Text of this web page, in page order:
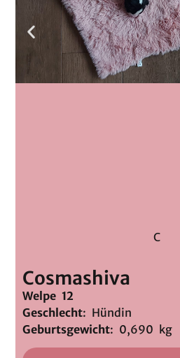
C
Cosmashiva
Welpe 12
Geschlecht: Hündin
Geburtsgewicht: 0,690 kg